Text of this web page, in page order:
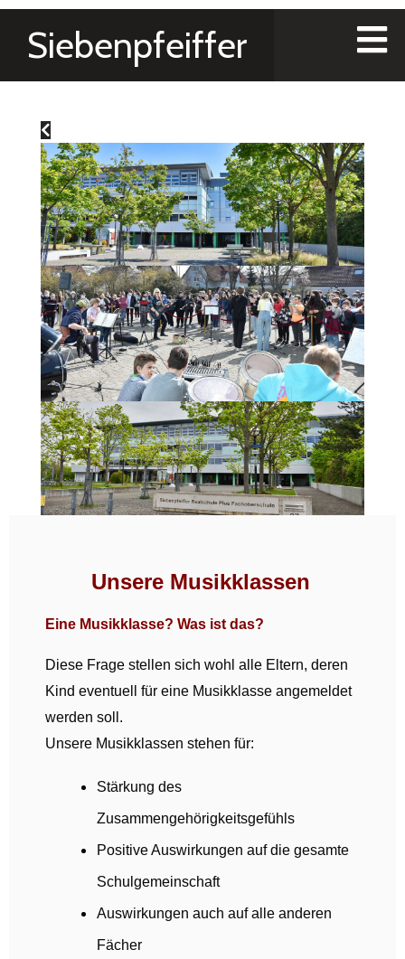
Siebenpfeiffer
Unsere Musikklassen
Eine Musikklasse? Was ist das?
Diese Frage stellen sich wohl alle Eltern, deren
Kind eventuell für eine Musikklasse angemeldet
werden soll.
Unsere Musikklassen stehen für:
Stärkung des
Zusammengehörigkeitsgefühls
Positive Auswirkungen auf die gesamte
Schulgemeinschaft
Auswirkungen auch auf alle anderen
Fächer